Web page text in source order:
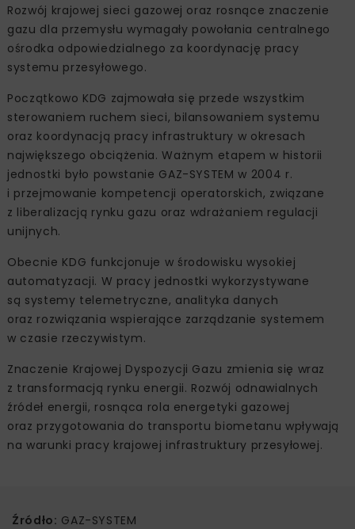
Rozwój krajowej sieci gazowej oraz rosnące znaczenie
gazu dla przemysłu wymagały powołania centralnego
ośrodka odpowiedzialnego za koordynację pracy
systemu przesyłowego.
Początkowo KDG zajmowała się przede wszystkim
sterowaniem ruchem sieci, bilansowaniem systemu
oraz koordynacją pracy infrastruktury w okresach
największego obciążenia. Ważnym etapem w historii
jednostki było powstanie GAZ-SYSTEM w 2004 r.
i przejmowanie kompetencji operatorskich, związane
z liberalizacją rynku gazu oraz wdrażaniem regulacji
unijnych.
Obecnie KDG funkcjonuje w środowisku wysokiej
automatyzacji. W pracy jednostki wykorzystywane
są systemy telemetryczne, analityka danych
oraz rozwiązania wspierające zarządzanie systemem
w czasie rzeczywistym.
Znaczenie Krajowej Dyspozycji Gazu zmienia się wraz
z transformacją rynku energii. Rozwój odnawialnych
źródeł energii, rosnąca rola energetyki gazowej
oraz przygotowania do transportu biometanu wpływają
na warunki pracy krajowej infrastruktury przesyłowej.
Źródło: GAZ-SYSTEM